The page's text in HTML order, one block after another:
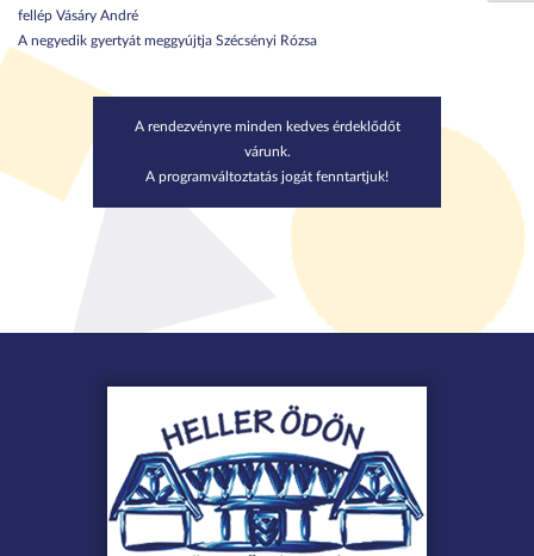
fellép Vásáry André
A negyedik gyertyát meggyújtja Szécsényi Rózsa
A rendezvényre minden kedves érdeklődőt
várunk.
A programváltoztatás jogát fenntartjuk!